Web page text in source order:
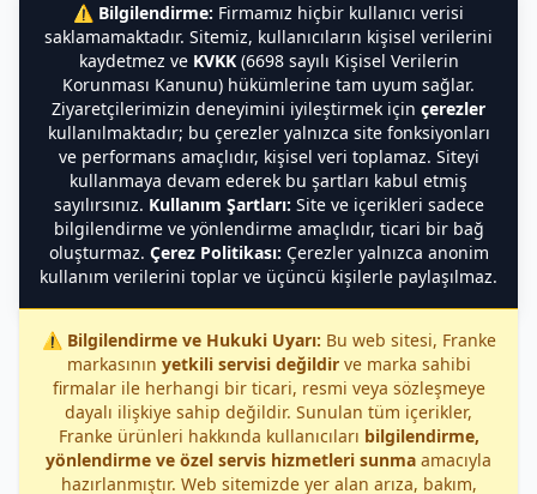
⚠️ Bilgilendirme: Firmamız hiçbir kullanıcı verisi
saklamamaktadır. Sitemiz, kullanıcıların kişisel verilerini
kaydetmez ve KVKK(6698 sayılı Kişisel Verilerin
Korunması Kanunu) hükümlerine tam uyum sağlar.
Ziyaretçilerimizin deneyimini iyileştirmek için çerezler
kullanılmaktadır; bu çerezler yalnızca site fonksiyonları
ve performans amaçlıdır, kişisel veri toplamaz. Siteyi
kullanmaya devam ederek bu şartları kabul etmiş
sayılırsınız. Kullanım Şartları: Site ve içerikleri sadece
bilgilendirme ve yönlendirme amaçlıdır, ticari bir bağ
oluşturmaz. Çerez Politikası: Çerezler yalnızca anonim
kullanım verilerini toplar ve üçüncü kişilerle paylaşılmaz.
⚠️ Bilgilendirme ve Hukuki Uyarı: Bu web sitesi, Franke
markasının yetkili servisi değildirve marka sahibi
firmalar ile herhangi bir ticari, resmi veya sözleşmeye
dayalı ilişkiye sahip değildir. Sunulan tüm içerikler,
Franke ürünleri hakkında kullanıcıları bilgilendirme,
yönlendirme ve özel servis hizmetleri sunma amacıyla
hazırlanmıştır. Web sitemizde yer alan arıza, bakım,